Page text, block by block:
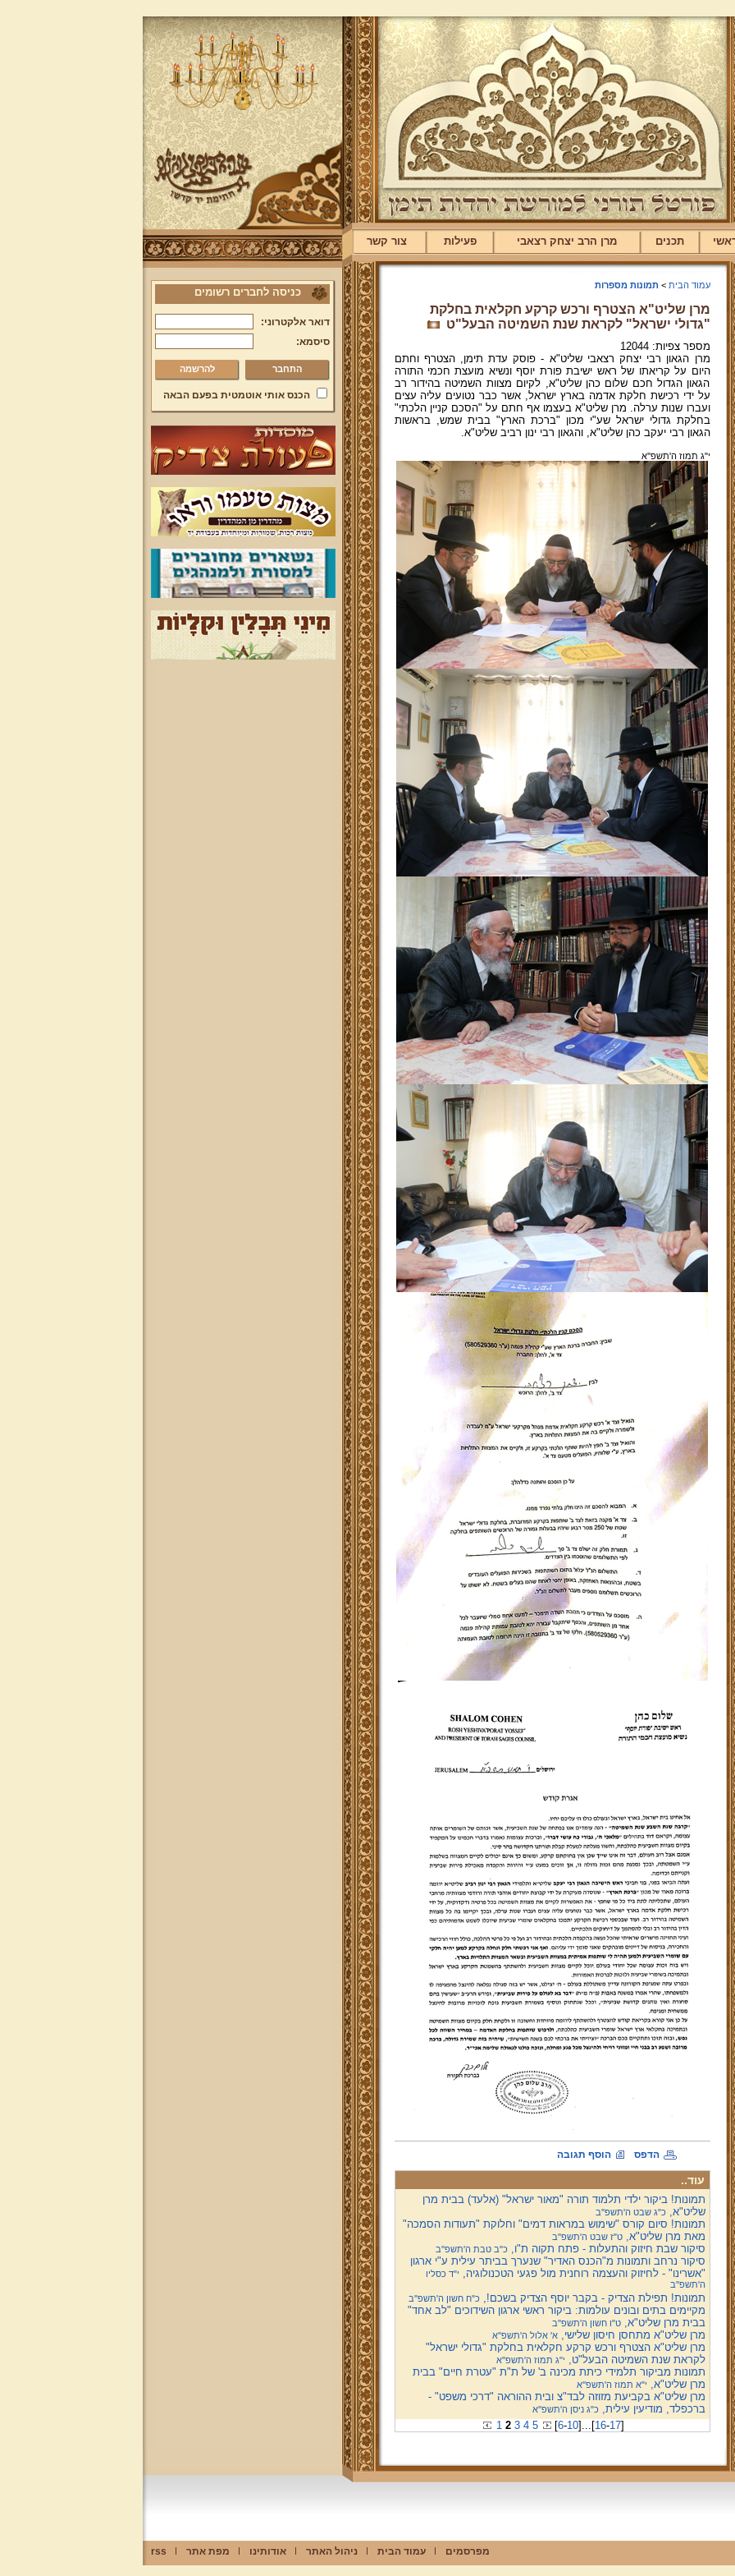
תכנים מרן הרב יצחק רצאבי פעילות צור קשר
עמוד הבית > תמונות מספרות
מרן שליט"א הצטרף ורכש קרקע חקלאית בחלקת
"גדולי ישראל" לקראת שנת השמיטה הבעל"ט
מספר צפיות: 12044
מרן הגאון רבי יצחק רצאבי שליט"א - פוסק עדת תימן, הצטרף וחתם
היום על קריאתו של ראש ישיבת פורת יוסף ונשיא מועצת חכמי התורה
הגאון הגדול חכם שלום כהן שליט"א, לקיום מצוות השמיטה בהידור רב
על ידי רכישת חלקת אדמה בארץ ישראל, אשר כבר נטועים עליה עצים
ועברו שנות ערלה. מרן שליט"א בעצמו אף חתם על "הסכם קניין הלכתי"
בחלקת גדולי ישראל שע"י מכון "ברכת הארץ" בבית שמש, בראשות
הגאון רבי יעקב כהן שליט"א, והגאון רבי ינון רביב שליט"א.
י"ג תמוז ה'תשפ''א
הדפס הוסף תגובה
עוד..
תמונות! ביקור ילדי תלמוד תורה "מאור ישראל" (אלעד) בבית מרן
שליט"א,כ"ג שבט ה'תשפ''ב
תמונות! סיום קורס "שימוש במראות דמים" וחלוקת "תעודות הסמכה"
מאת מרן שליט"א,ט"ז שבט ה'תשפ''ב
סיקור שבת חיזוק והתעלות - פתח תקוה ת"ו,כ"ב טבת ה'תשפ''ב
סיקור נרחב ותמונות מ"הכנס האדיר" שנערך בביתר עילית ע"י ארגון
"אשרינו" - לחיזוק והעצמה רוחנית מול פגעי הטכנולוגיה, י"ד כסליו
ה'תשפ''ב
תמונות! תפילת הצדיק - בקבר יוסף הצדיק בשכם!,כ"ח חשון ה'תשפ''ב
מקיימים בתים ובונים עולמות: ביקור ראשי ארגון השידוכים "לב אחד"
בבית מרן שליט"א,ט"ו חשון ה'תשפ''ב
מרן שליט"א מתחסן חיסון שלישי,א' אלול ה'תשפ''א
מרן שליט"א הצטרף ורכש קרקע חקלאית בחלקת "גדולי ישראל"
לקראת שנת השמיטה הבעל"ט, י"ג תמוז ה'תשפ''א
תמונות מביקור תלמידי כיתת מכינה ב' של ת"ת "עטרת חיים" בבית
מרן שליט"א, י"א תמוז ה'תשפ''א
מרן שליט"א בקביעת מזוזה לבד"צ ובית ההוראה "דרכי משפט" -
ברכפלד, מודיעין עילית,כ"ג ניסן ה'תשפ''א
1 2 3 4 5 [6-10] ... [16-17]
כניסה לחברים רשומים
דואר אלקטרוני:
סיסמא:
להרשמה
הכנס אותי אוטמטית בפעם הבאה
מפרסמים עמוד הבית ניהול האתר אודותינו מפת אתר rss